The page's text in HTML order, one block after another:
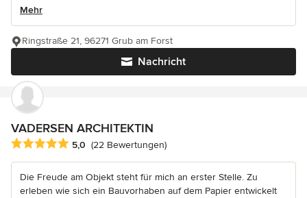
Mehr
Nachricht
Ringstraße 21, 96271 Grub am Forst
VADERSEN ARCHITEKTIN
Durchschnittliche Bewertung: 5 von 5 Sternen
5,0 (22 Bewertungen)
Die Freude am Objekt steht für mich an erster Stelle. Zu
erleben wie sich ein Bauvorhaben auf dem Papier entwickelt